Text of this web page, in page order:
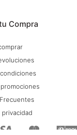
Compra
privacidad